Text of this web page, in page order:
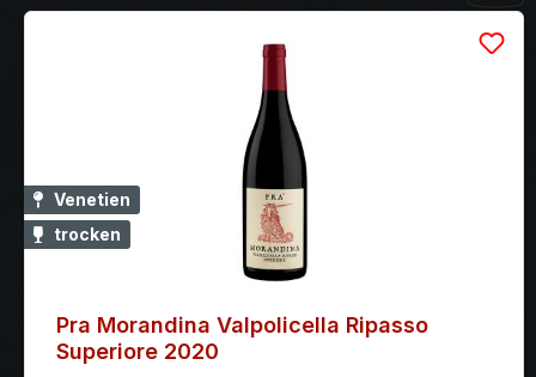
Venetien
trocken
Pra Morandina Valpolicella Ripasso
Superiore 2020